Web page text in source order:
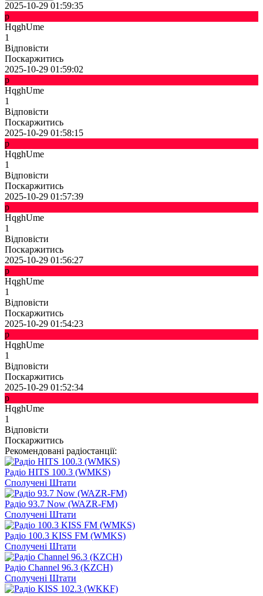
2025-10-29 01:59:35
p
HqghUme
1
Відповісти
Поскаржитись
2025-10-29 01:59:02
p
HqghUme
1
Відповісти
Поскаржитись
2025-10-29 01:58:15
p
HqghUme
1
Відповісти
Поскаржитись
2025-10-29 01:57:39
p
HqghUme
1
Відповісти
Поскаржитись
2025-10-29 01:56:27
p
HqghUme
1
Відповісти
Поскаржитись
2025-10-29 01:54:23
p
HqghUme
1
Відповісти
Поскаржитись
2025-10-29 01:52:34
p
HqghUme
1
Відповісти
Поскаржитись
Рекомендовані радіостанції:
Радіо HITS 100.3 (WMKS)
Сполучені Штати
Радіо 93.7 Now (WAZR-FM)
Сполучені Штати
Радіо 100.3 KISS FM (WMKS)
Сполучені Штати
Радіо Channel 96.3 (KZCH)
Сполучені Штати